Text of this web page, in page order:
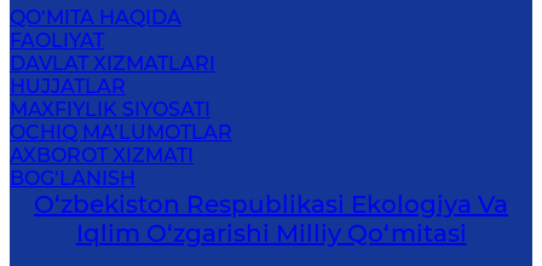
QO‘MITA HAQIDA
FAOLIYAT
DAVLAT XIZMATLARI
HUJJATLAR
MAXFIYLIK SIYOSATI
OCHIQ MA’LUMOTLAR
AXBOROT XIZMATI
BOG‘LANISH
O‘zbekiston Respublikasi Ekologiya Va
Iqlim O‘zgarishi Milliy Qo‘mitasi